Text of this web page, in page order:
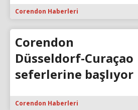
Corendon Haberleri
Corendon
Düsseldorf-Curaçao
seferlerine başlıyor
Corendon Haberleri